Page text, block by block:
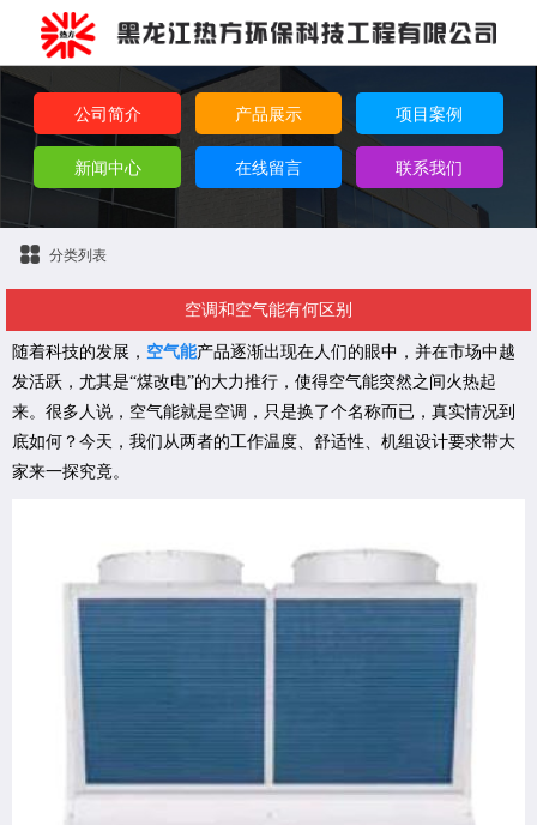
公司简介 产品展示 项目案例
新闻中心 在线留言 联系我们
分类列表
空调和空气能有何区别
随着科技的发展， 空气能产品逐渐出现在人们的眼中，并在市场中越
发活跃，尤其是“煤改电”的大力推行，使得空气能突然之间火热起
来。很多人说，空气能就是空调，只是换了个名称而已，真实情况到
底如何？今天，我们从两者的工作温度、舒适性、机组设计要求带大
家来一探究竟。